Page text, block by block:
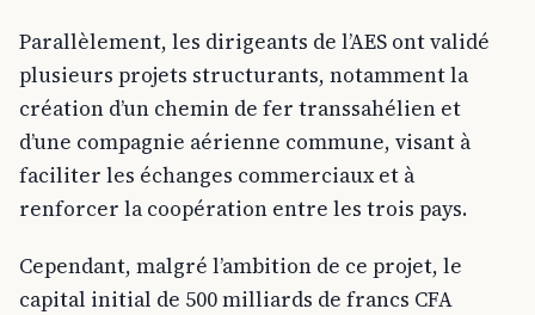
Parallèlement, les dirigeants de l’AES ont validé
plusieurs projets structurants, notamment la
création d’un chemin de fer transsahélien et
d’une compagnie aérienne commune, visant à
faciliter les échanges commerciaux et à
renforcer la coopération entre les trois pays.
Cependant, malgré l’ambition de ce projet, le
capital initial de 500 milliards de francs CFA